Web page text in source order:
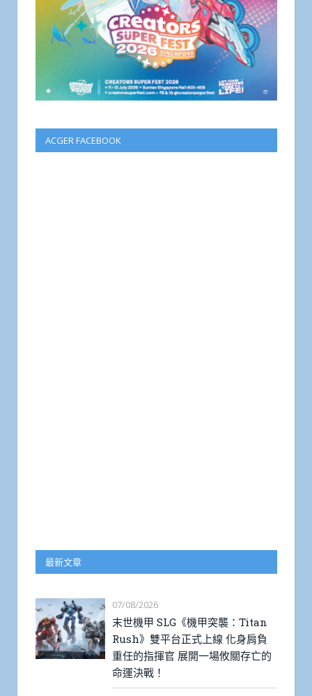
ACGER FACEBOOK
最新文章
07/08/2026
末世機甲 SLG《機甲突襲：Titan
Rush》雙平台正式上線 化身肩負
重任的指揮官 展開一場攸關存亡的
命運決戰！